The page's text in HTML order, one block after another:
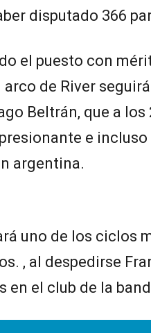
disputado 366
el puesto con
de River
Beltrán, que a los
e incluso
argentina.
uno de los ciclos
, al despedirse
en el club de la